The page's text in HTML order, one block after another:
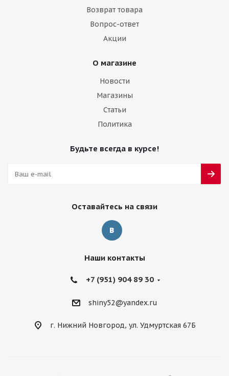
Возврат товара
Вопрос-ответ
Акции
О магазине
Новости
Магазины
Статьи
Политика
Будьте всегда в курсе!
Оставайтесь на связи
Наши контакты
+7 (951) 904 89 30
shiny52@yandex.ru
г. Нижний Новгород, ул. Удмуртская 67Б